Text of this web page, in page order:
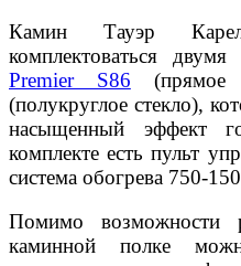
Камин Тауэр
комплектоваться
Premier S86
(полукруглое стекло),
насыщенный эффект
комплекте есть пульт
система обогрева 750-
Помимо возможности
каминной полке